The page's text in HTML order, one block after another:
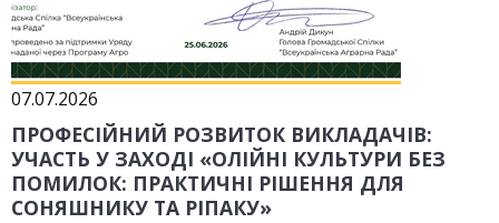
07.07.2026
ПРОФЕСІЙНИЙ РОЗВИТОК ВИКЛАДАЧІВ:
УЧАСТЬ У ЗАХОДІ «ОЛІЙНІ КУЛЬТУРИ БЕЗ
ПОМИЛОК: ПРАКТИЧНІ РІШЕННЯ ДЛЯ
СОНЯШНИКУ ТА РІПАКУ»